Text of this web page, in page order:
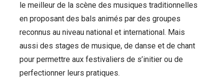
le meilleur de la scène des musiques traditionnelles
en proposant des bals animés par des groupes
reconnus au niveau national et international. Mais
aussi des stages de musique, de danse et de chant
pour permettre aux festivaliers de s’initier ou de
perfectionner leurs pratiques.